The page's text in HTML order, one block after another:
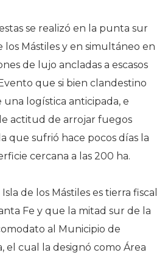
se realizó en la punta sur
los Mástiles y en simultáneo en
de lujo ancladas a escasos
que si bien clandestino
logística anticipada, e
actitud de arrojar fuegos
que sufrió hace pocos días la
cercana a las 200 ha.
de los Mástiles es tierra fiscal
Fe y que la mitad sur de la
al Municipio de
el cual la designó como Área